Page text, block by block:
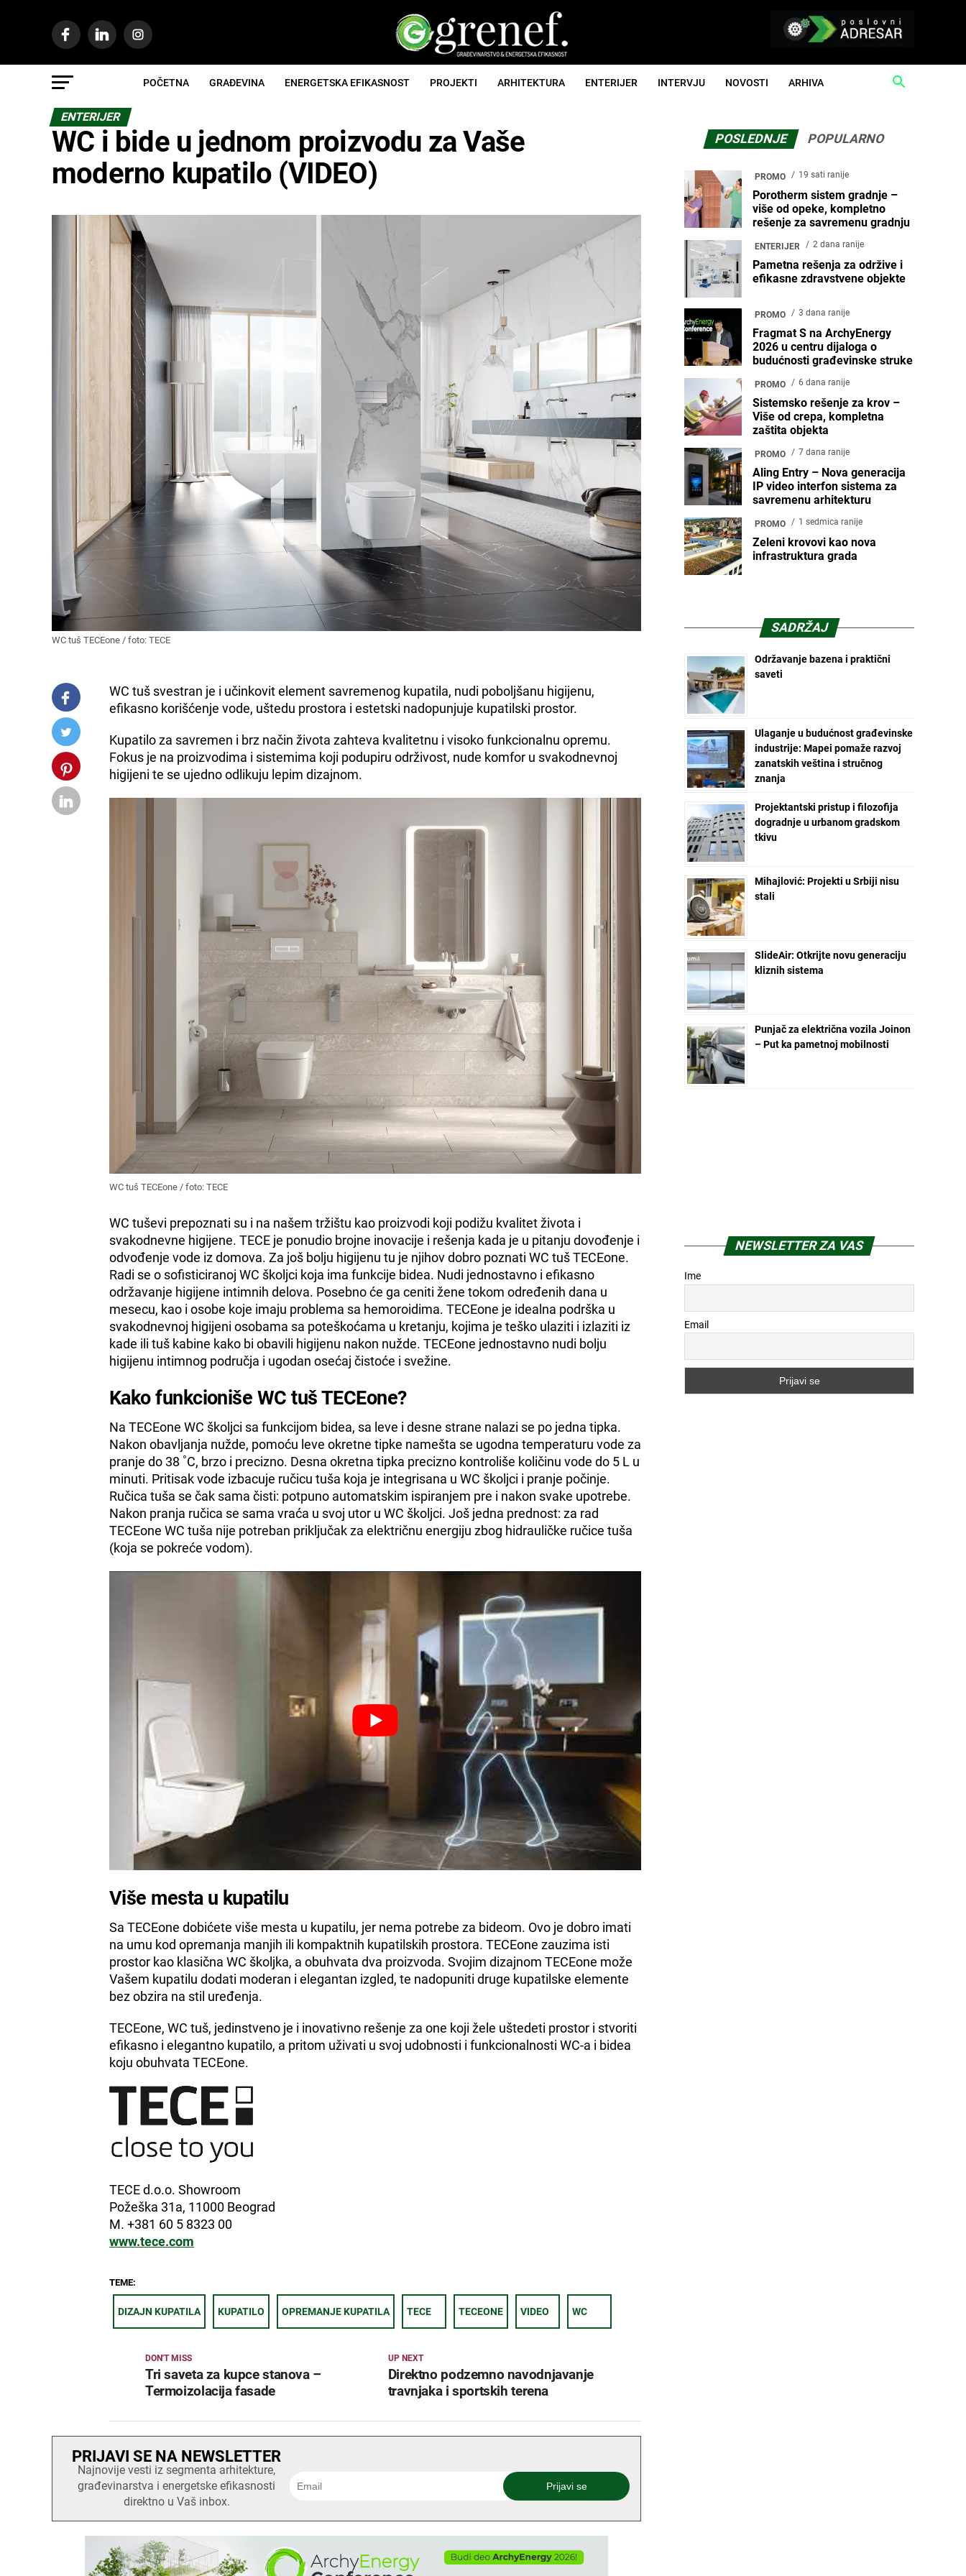
POČETNA GRAĐEVINA ENERGETSKA EFIKASNOST PROJEKTI ARHITEKTURA ENTERIJER INTERVJU NOVOSTI ARHIVA
ENTERIJER
WC i bide u jednom proizvodu za Vaše
moderno kupatilo (VIDEO)
WC tuš TECEone / foto: TECE
WC tuš svestran je i učinkovit element savremenog kupatila, nudi poboljšanu higijenu,
efikasno korišćenje vode, uštedu prostora i estetski nadopunjuje kupatilski prostor.
Kupatilo za savremen i brz način života zahteva kvalitetnu i visoko funkcionalnu opremu.
Fokus je na proizvodima i sistemima koji podupiru održivost, nude komfor u svakodnevnoj
higijeni te se ujedno odlikuju lepim dizajnom.
WC tuš TECEone / foto: TECE
WC tuševi prepoznati su i na našem tržištu kao proizvodi koji podižu kvalitet života i
svakodnevne higijene. TECE je ponudio brojne inovacije i rešenja kada je u pitanju dovođenje i
odvođenje vode iz domova. Za još bolju higijenu tu je njihov dobro poznati WC tuš TECEone.
Radi se o sofisticiranoj WC školjci koja ima funkcije bidea. Nudi jednostavno i efikasno
održavanje higijene intimnih delova. Posebno će ga ceniti žene tokom određenih dana u
mesecu, kao i osobe koje imaju problema sa hemoroidima. TECEone je idealna podrška u
svakodnevnoj higijeni osobama sa poteškoćama u kretanju, kojima je teško ulaziti i izlaziti iz
kade ili tuš kabine kako bi obavili higijenu nakon nužde. TECEone jednostavno nudi bolju
higijenu intimnog područja i ugodan osećaj čistoće i svežine.
Kako funkcioniše WC tuš TECEone?
Na TECEone WC školjci sa funkcijom bidea, sa leve i desne strane nalazi se po jedna tipka.
Nakon obavljanja nužde, pomoću leve okretne tipke namešta se ugodna temperaturu vode za
pranje do 38 ˚C, brzo i precizno. Desna okretna tipka precizno kontroliše količinu vode do 5 L u
minuti. Pritisak vode izbacuje ručicu tuša koja je integrisana u WC školjci i pranje počinje.
Ručica tuša se čak sama čisti: potpuno automatskim ispiranjem pre i nakon svake upotrebe.
Nakon pranja ručica se sama vraća u svoj utor u WC školjci. Još jedna prednost: za rad
TECEone WC tuša nije potreban priključak za električnu energiju zbog hidrauličke ručice tuša
(koja se pokreće vodom).
Više mesta u kupatilu
Sa TECEone dobićete više mesta u kupatilu, jer nema potrebe za bideom. Ovo je dobro imati
na umu kod opremanja manjih ili kompaktnih kupatilskih prostora. TECEone zauzima isti
prostor kao klasična WC školjka, a obuhvata dva proizvoda. Svojim dizajnom TECEone može
Vašem kupatilu dodati moderan i elegantan izgled, te nadopuniti druge kupatilske elemente
bez obzira na stil uređenja.
TECEone, WC tuš, jedinstveno je i inovativno rešenje za one koji žele uštedeti prostor i stvoriti
efikasno i elegantno kupatilo, a pritom uživati u svoj udobnosti i funkcionalnosti WC-a i bidea
koju obuhvata TECEone.
TECE d.o.o. Showroom
Požeška 31a, 11000 Beograd
M. +381 60 5 8323 00
www.tece.com
TEME:
DIZAJN KUPATILA KUPATILO OPREMANJE KUPATILA TECE TECEONE VIDEO WC
UP NEXT
Direktno podzemno navodnjavanje
travnjaka i sportskih terena
DON'T MISS
Tri saveta za kupce stanova –
Termoizolacija fasade
PRIJAVI SE NA NEWSLETTER
Najnovije vesti iz segmenta arhitekture,
građevinarstva i energetske efikasnosti
direktno u Vaš inbox.
POSLEDNJE POPULARNO
PROMO 19 sati ranije
Porotherm sistem gradnje –
više od opeke, kompletno
rešenje za savremenu gradnju
ENTERIJER 2 dana ranije
Pametna rešenja za održive i
efikasne zdravstvene objekte
PROMO 3 dana ranije
Fragmat S na ArchyEnergy
2026 u centru dijaloga o
budućnosti građevinske struke
PROMO 6 dana ranije
Sistemsko rešenje za krov –
Više od crepa, kompletna
zaštita objekta
PROMO 7 dana ranije
Aling Entry – Nova generacija
IP video interfon sistema za
savremenu arhitekturu
PROMO 1 sedmica ranije
Zeleni krovovi kao nova
infrastruktura grada
SADRŽAJ
Održavanje bazena i praktični
saveti
Ulaganje u budućnost građevinske
industrije: Mapei pomaže razvoj
zanatskih veština i stručnog
znanja
Projektantski pristup i filozofija
dogradnje u urbanom gradskom
tkivu
Mihajlović: Projekti u Srbiji nisu
stali
SlideAir: Otkrijte novu generaciju
kliznih sistema
Punjač za električna vozila Joinon
– Put ka pametnoj mobilnosti
NEWSLETTER ZA VAS
Ime
Email